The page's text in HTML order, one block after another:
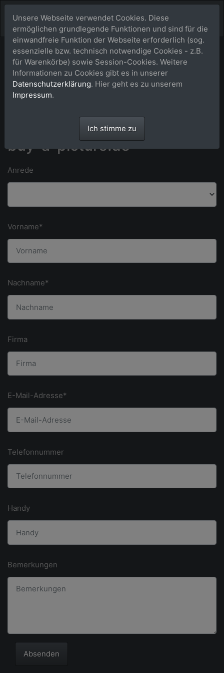
Bitte Kontaktdaten eintragen und auf [absenden] klicken.
*) Felder mit einem Stern dürfen nicht leer bleiben. **) Wir bitten um
Verständnis dafür, dass wir ausschließlich an Kunden in Deutschland
Anfrage an das Team von
buy-a-picture.de
Anrede
Vorname*
Nachname*
Firma
E-Mail-Adresse*
Telefonnummer
Handy
Bemerkungen
Absenden
Unsere Webseite verwendet Cookies. Diese
ermöglichen grundlegende Funktionen und sind für die
einwandfreie Funktion der Webseite erforderlich (sog.
essenzielle bzw. technisch notwendige Cookies - z.B.
für Warenkörbe) sowie Session-Cookies. Weitere
Informationen zu Cookies gibt es in unserer
Datenschutzerklärung. Hier geht es zu unserem
Impressum.
Ich stimme zu